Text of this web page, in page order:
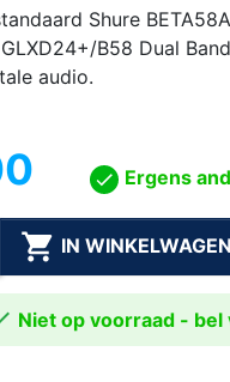
Shure
B58 Dual
audio.
Ergens
 IN WINKELWAGEN
Niet op voorraad -